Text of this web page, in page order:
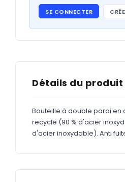
Abribus
Plans
Panneaux
Étiquettes adhésives
SE CONNECTER
Détails du produit
Bouteille à double paroi en
recyclé (90 % d'acier
d'acier inoxydable). Anti